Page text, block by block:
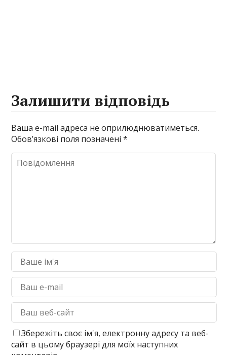
Залишити відповідь
Ваша e-mail адреса не оприлюднюватиметься.
Обов’язкові поля позначені*
Збережіть своє ім'я, електронну адресу та веб-
сайт в цьому браузері для моїх наступних